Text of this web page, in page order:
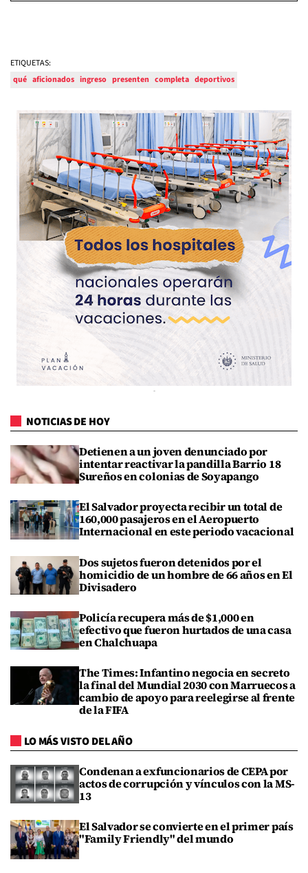
ETIQUETAS:
qué aficionados ingreso presenten completa deportivos
NOTICIAS DE HOY
Detienen a un joven denunciado por
intentar reactivar la pandilla Barrio 18
Sureños en colonias de Soyapango
El Salvador proyecta recibir un total de
160,000 pasajeros en el Aeropuerto
Internacional en este periodo vacacional
Dos sujetos fueron detenidos por el
homicidio de un hombre de 66 años en El
Divisadero
Policía recupera más de $1,000 en
efectivo que fueron hurtados de una casa
en Chalchuapa
The Times: Infantino negocia en secreto
la final del Mundial 2030 con Marruecos a
cambio de apoyo para reelegirse al frente
de la FIFA
LO MÁS VISTO DEL AÑO
Condenan a exfuncionarios de CEPA por
actos de corrupción y vínculos con la MS-
13
El Salvador se convierte en el primer país
"Family Friendly" del mundo